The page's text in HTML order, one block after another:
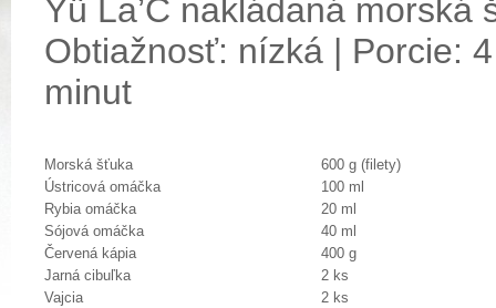
Yü La’C nakládaná morská
Obtiažnosť: nízká | Porcie:
minut
Morská šťuka
600 g (filety)
Ústricová omáčka
100 ml
Rybia omáčka
20 ml
Sójová omáčka
40 ml
Červená kápia
400 g
Jarná cibuľka
2 ks
Vajcia
2 ks